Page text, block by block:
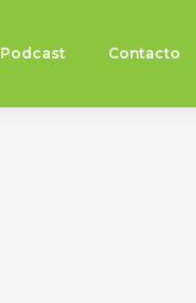
Podcast Contacto